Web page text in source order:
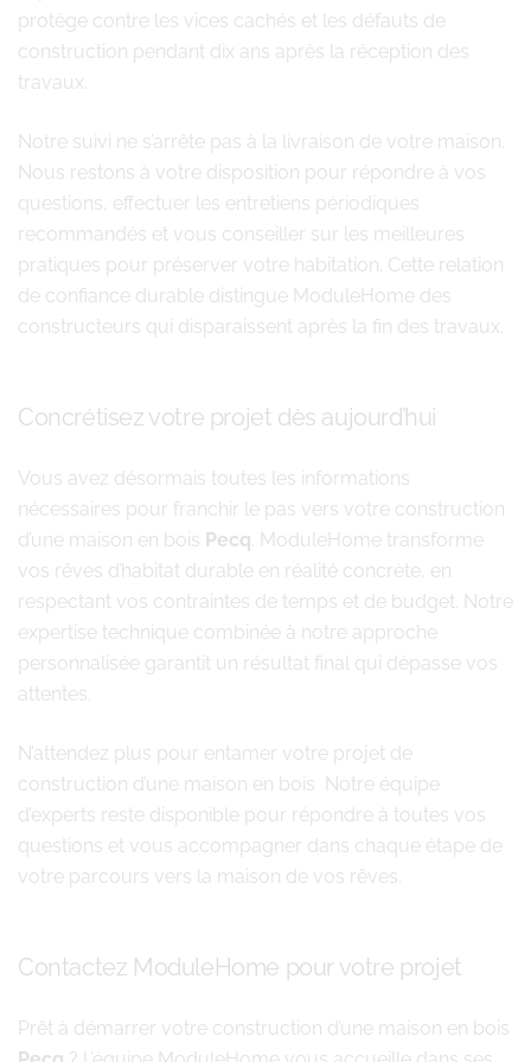
protège contre les vices cachés et les défauts de
construction pendant dix ans après la réception des
travaux.
Notre suivi ne s’arrête pas à la livraison de votre maison.
Nous restons à votre disposition pour répondre à vos
questions, effectuer les entretiens périodiques
recommandés et vous conseiller sur les meilleures
pratiques pour préserver votre habitation. Cette relation
de confiance durable distingue ModuleHome des
constructeurs qui disparaissent après la fin des travaux.
Concrétisez votre projet dès aujourd’hui
Vous avez désormais toutes les informations
nécessaires pour franchir le pas vers votre construction
d’une maison en bois Pecq. ModuleHome transforme
vos rêves d’habitat durable en réalité concrète, en
respectant vos contraintes de temps et de budget. Notre
expertise technique combinée à notre approche
personnalisée garantit un résultat final qui dépasse vos
attentes.
N’attendez plus pour entamer votre projet de
construction d’une maison en bois Notre équipe
d’experts reste disponible pour répondre à toutes vos
questions et vous accompagner dans chaque étape de
votre parcours vers la maison de vos rêves.
Contactez ModuleHome pour votre projet
Prêt à démarrer votre construction d’une maison en bois